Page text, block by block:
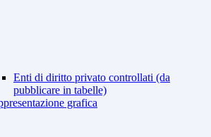
Enti di diritto privato controllati (da
pubblicare in tabelle)
grafica